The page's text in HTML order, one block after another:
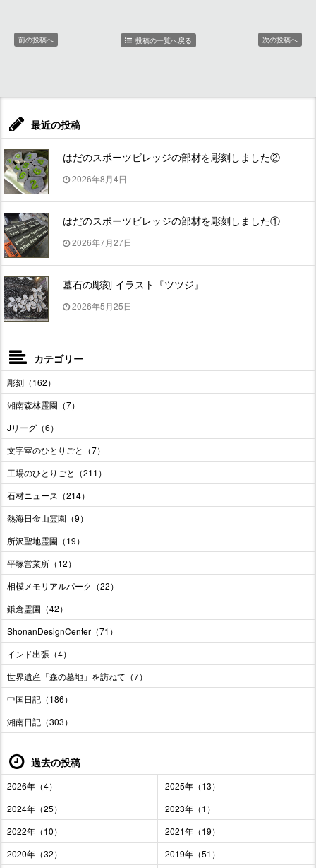
前の投稿へ 投稿の一覧へ戻る 次の投稿へ
最近の投稿
はだのスポーツビレッジの部材を彫刻しました②
2026年8月4日
はだのスポーツビレッジの部材を彫刻しました①
2026年7月27日
墓石の彫刻 イラスト『ツツジ』
2026年5月25日
カテゴリー
彫刻（162）
湘南森林霊園（7）
Jリーグ（6）
文字室のひとりごと（7）
工場のひとりごと（211）
石材ニュース（214）
熱海日金山霊園（9）
所沢聖地霊園（19）
平塚営業所（12）
相模メモリアルパーク（22）
鎌倉霊園（42）
ShonanDesignCenter（71）
インド出張（4）
世界遺産「森の墓地」を訪ねて（7）
中国日記（186）
湘南日記（303）
過去の投稿
2026年（4）
2025年（13）
2024年（25）
2023年（1）
2022年（10）
2021年（19）
2020年（32）
2019年（51）